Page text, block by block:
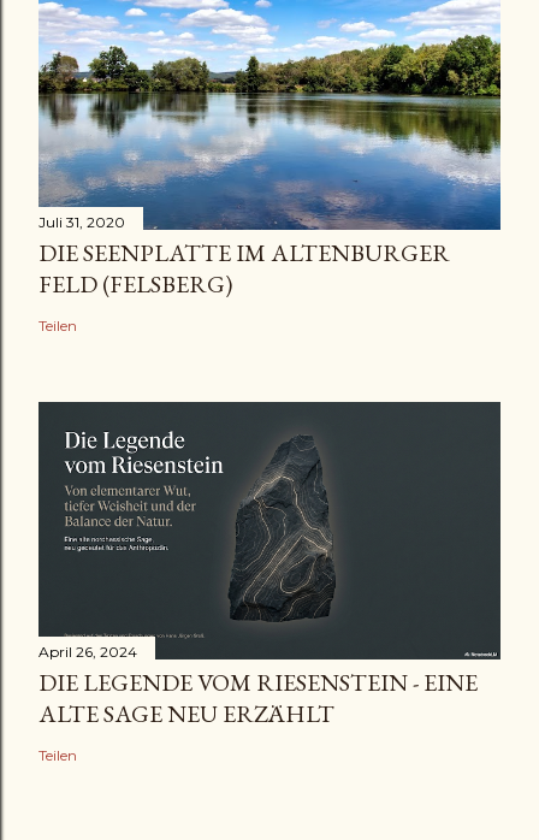
Juli 31, 2020
DIE SEENPLATTE IM ALTENBURGER
FELD (FELSBERG)
Teilen
April 26, 2024
DIE LEGENDE VOM RIESENSTEIN - EINE
ALTE SAGE NEU ERZÄHLT
Teilen